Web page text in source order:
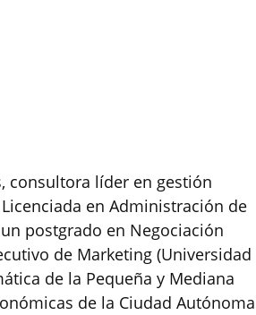
consultora líder en gestión
en Administración de
postgrado en Negociación
de Marketing (Universidad
de la Pequeña y Mediana
de la Ciudad Autónoma